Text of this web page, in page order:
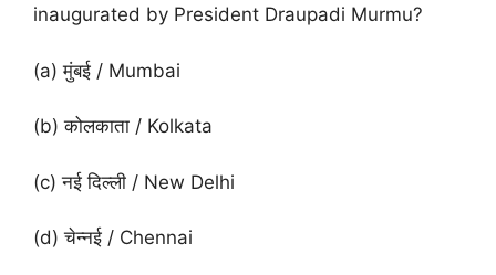
inaugurated by President Draupadi Murmu?
(a) मुंबई / Mumbai
(b) कोलकाता / Kolkata
(c) नई दिल्ली / New Delhi
(d) चेन्नई / Chennai